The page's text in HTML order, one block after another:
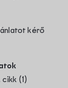
kérő
(1)